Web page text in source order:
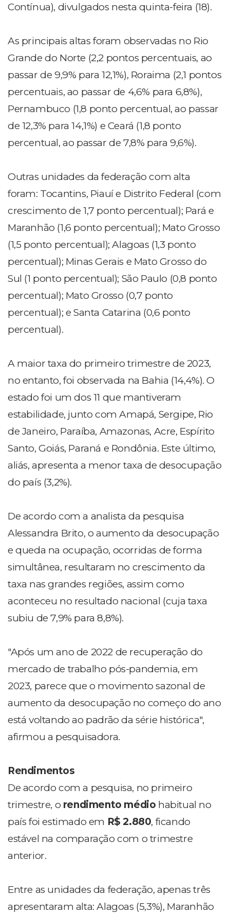
Contínua), divulgados nesta quinta-feira (18).
As principais altas foram observadas no Rio
Grande do Norte (2,2 pontos percentuais, ao
passar de 9,9% para 12,1%), Roraima (2,1 pontos
percentuais, ao passar de 4,6% para 6,8%),
Pernambuco (1,8 ponto percentual, ao passar
de 12,3% para 14,1%) e Ceará (1,8 ponto
percentual, ao passar de 7,8% para 9,6%).
Outras unidades da federação com alta
foram: Tocantins, Piauí e Distrito Federal (com
crescimento de 1,7 ponto percentual); Pará e
Maranhão (1,6 ponto percentual); Mato Grosso
(1,5 ponto percentual); Alagoas (1,3 ponto
percentual); Minas Gerais e Mato Grosso do
Sul (1 ponto percentual); São Paulo (0,8 ponto
percentual); Mato Grosso (0,7 ponto
percentual); e Santa Catarina (0,6 ponto
percentual).
A maior taxa do primeiro trimestre de 2023,
no entanto, foi observada na Bahia (14,4%). O
estado foi um dos 11 que mantiveram
estabilidade, junto com Amapá, Sergipe, Rio
de Janeiro, Paraíba, Amazonas, Acre, Espírito
Santo, Goiás, Paraná e Rondônia. Este último,
aliás, apresenta a menor taxa de desocupação
do país (3,2%).
De acordo com a analista da pesquisa
Alessandra Brito, o aumento da desocupação
e queda na ocupação, ocorridas de forma
simultânea, resultaram no crescimento da
taxa nas grandes regiões, assim como
aconteceu no resultado nacional (cuja taxa
subiu de 7,9% para 8,8%).
"Após um ano de 2022 de recuperação do
mercado de trabalho pós-pandemia, em
2023, parece que o movimento sazonal de
aumento da desocupação no começo do ano
está voltando ao padrão da série histórica",
afirmou a pesquisadora.
Rendimentos
De acordo com a pesquisa, no primeiro
trimestre, o rendimento médio habitual no
país foi estimado em R$ 2.880, ficando
estável na comparação com o trimestre
anterior.
Entre as unidades da federação, apenas três
apresentaram alta: Alagoas (5,3%), Maranhão